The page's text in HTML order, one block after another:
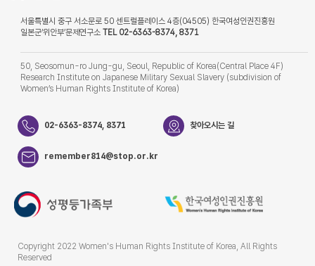
서울특별시 중구 서소문로 50 센트럴플레이스 4층(04505) 한국여성인권진흥원
일본군‘위안부’문제연구소 TEL 02-6363-8374, 8371
50, Seosomun-ro Jung-gu, Seoul, Republic of Korea(Central Place 4F)
Research Institute on Japanese Military Sexual Slavery (subdivision of
Women’s Human Rights Institute of Korea)
02-6363-8374, 8371 찾아오시는 길
remember814@stop.or.kr
Copyright 2022 Women's Human Rights Institute of Korea, All Rights
Reserved